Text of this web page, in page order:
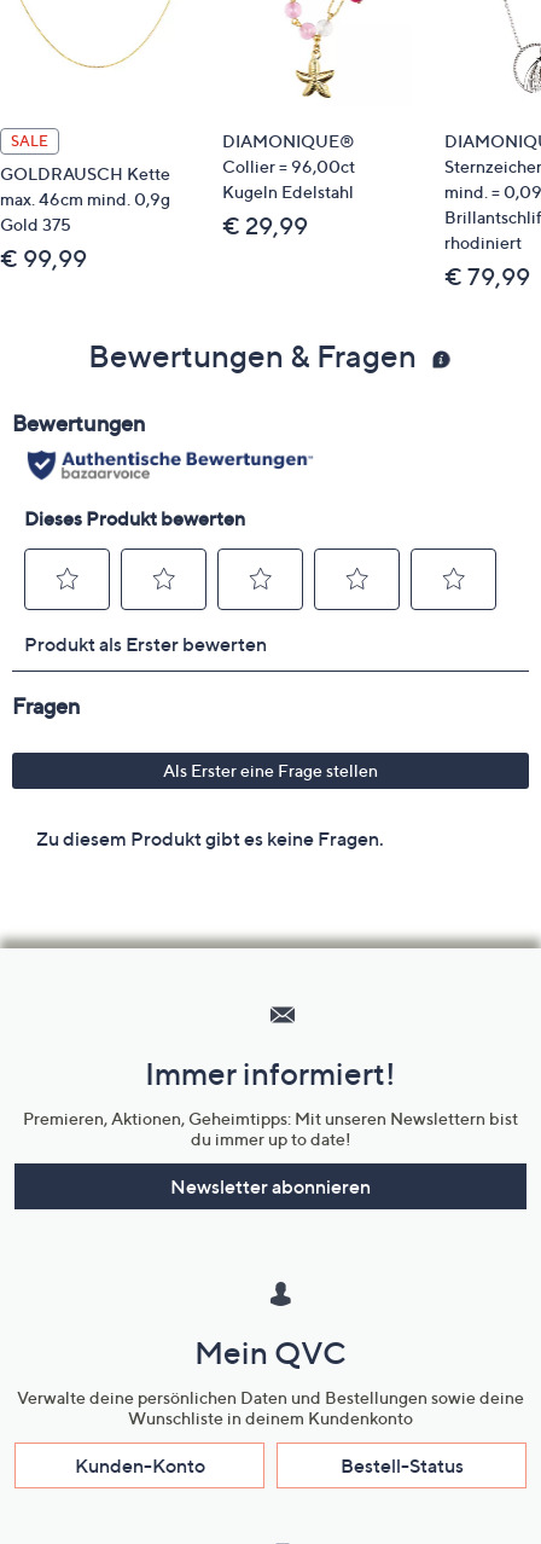
SALE
GOLDRAUSCH Kette
max. 46cm mind. 0,9g
Gold 375
€ 99,99
DIAMONIQUE®
Collier = 96,00ct
Kugeln Edelstahl
€ 29,99
mind. =
rhodiniert
€ 79,99
Bewertungen & Fragen
Unternehmensinformationen
Immer informiert!
Premieren, Aktionen, Geheimtipps: Mit unseren Newslettern bist
du immer up to date!
Newsletter abonnieren
Mein QVC
Verwalte deine persönlichen Daten und Bestellungen sowie deine
Wunschliste in deinem Kundenkonto
Kunden-Konto Bestell-Status